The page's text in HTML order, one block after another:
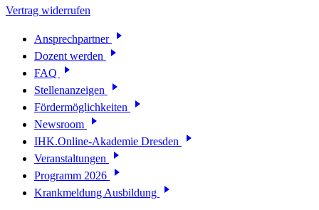
Vertrag widerrufen
Ansprechpartner
Dozent werden
FAQ
Stellenanzeigen
Fördermöglichkeiten
Newsroom
IHK.Online-Akademie Dresden
Veranstaltungen
Programm 2026
Krankmeldung Ausbildung